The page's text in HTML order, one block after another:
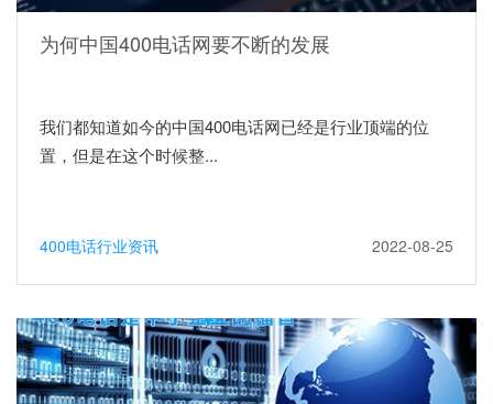
为何中国400电话网要不断的发展
我们都知道如今的中国400电话网已经是行业顶端的位
置，但是在这个时候整...
400电话行业资讯 2022-08-25